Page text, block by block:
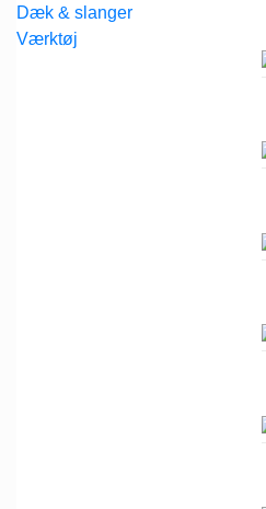
Dæk & slanger
Værktøj